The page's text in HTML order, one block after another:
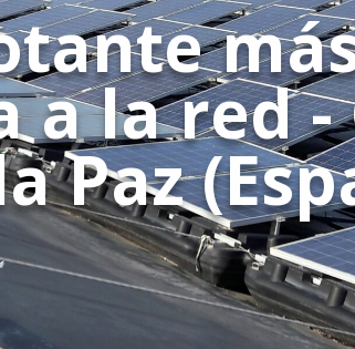
a la red -
Paz